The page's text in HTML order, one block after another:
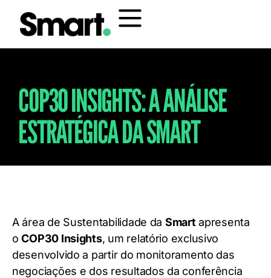
COP30 INSIGHTS: A ANÁLISE
ESTRATÉGICA DA SMART
A área de Sustentabilidade da Smart apresenta
oCOP30 Insights, um relatório exclusivo
desenvolvido a partir do monitoramento das
negociações e dos resultados da conferência